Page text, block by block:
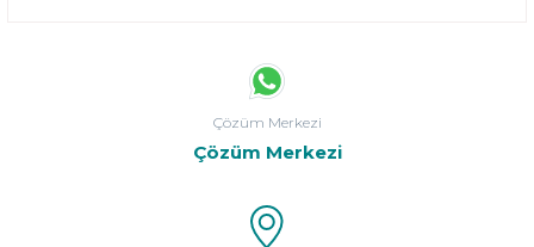
Çözüm Merkezi
Çözüm Merkezi